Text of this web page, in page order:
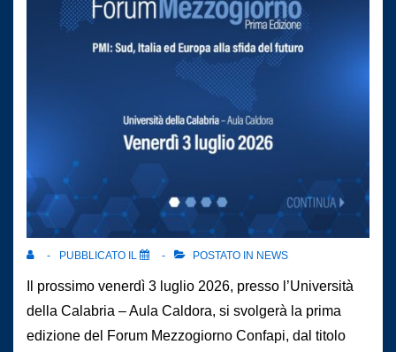
PUBBLICATO IL POSTATO IN NEWS
Il prossimo venerdì 3 luglio 2026, presso l’Università
della Calabria – Aula Caldora, si svolgerà la prima
edizione del Forum Mezzogiorno Confapi, dal titolo